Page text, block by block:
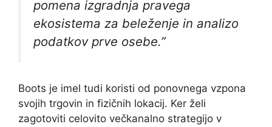
pomena izgradnja pravega
ekosistema za beleženje in analizo
podatkov prve osebe.”
Boots je imel tudi koristi od ponovnega vzpona
svojih trgovin in fizičnih lokacij. Ker želi
zagotoviti celovito večkanalno strategijo v